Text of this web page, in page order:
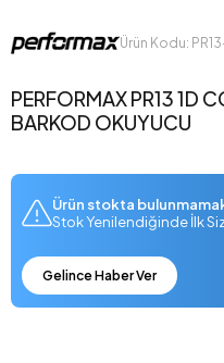
Ürün Kodu:
PERFORMAX PR13 1D
BARKOD OKUYUCU
Ürün stokta
Stok Yenilendiğinde İlk
Gelince Haber Ver